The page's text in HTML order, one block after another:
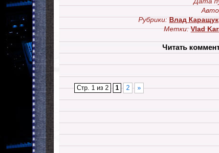
Рубрики: Влад Каращук
Метки: Vlad
Читать
Стр. 1 из 2 1 2 »